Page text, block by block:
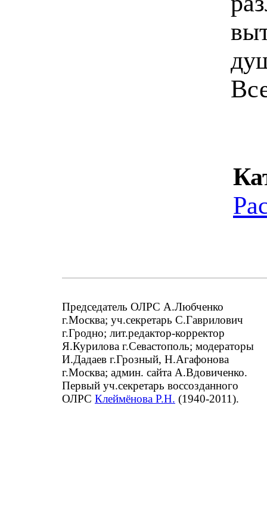
Председатель ОЛРС А.Любченко
г.Москва; уч.секретарь С.Гаврилович
г.Гродно; лит.редактор-корректор
Я.Курилова г.Севастополь; модераторы
И.Дадаев г.Грозный, Н.Агафонова
г.Москва; админ. сайта А.Вдовиченко.
Первый уч.секретарь воссозданного
ОЛРС Клеймёнова Р.Н. (1940-2011).